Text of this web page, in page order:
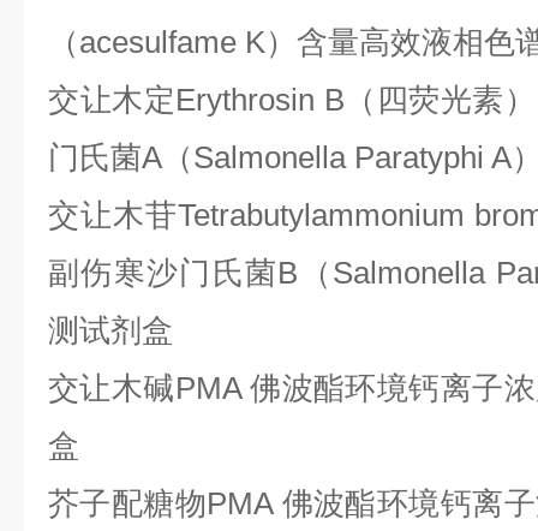
（acesulfame K）含量高效液相色
交让木定Erythrosin B（四荧光素
门氏菌A（Salmonella Paratyphi A
交让木苷Tetrabutylammonium
副伤寒沙门氏菌B（Salmonella
测试剂盒
交让木碱PMA 佛波酯环境钙离子
盒
芥子配糖物PMA 佛波酯环境钙离